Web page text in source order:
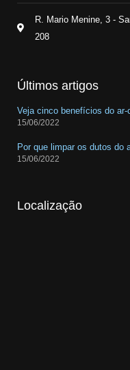
R. Mario Menine, 3 -
208
Últimos artigos
Veja cinco benefícios do
15/06/2022
Por que limpar os dutos do
15/06/2022
Localização